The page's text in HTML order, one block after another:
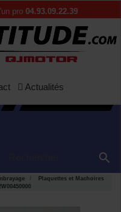
pro 04.93.09.22.39
Actualités

Plaquettes et Machoires